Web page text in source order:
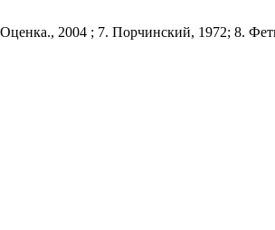
2004 ; 7. Порчинский, 1972; 8.